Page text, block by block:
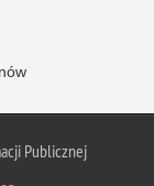
Publicznej